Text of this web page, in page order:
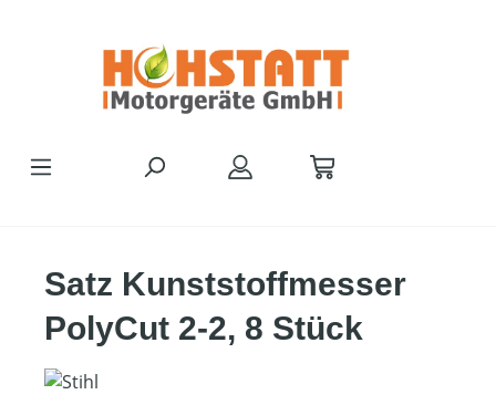
Satz Kunststoffmesser
PolyCut 2-2, 8 Stück